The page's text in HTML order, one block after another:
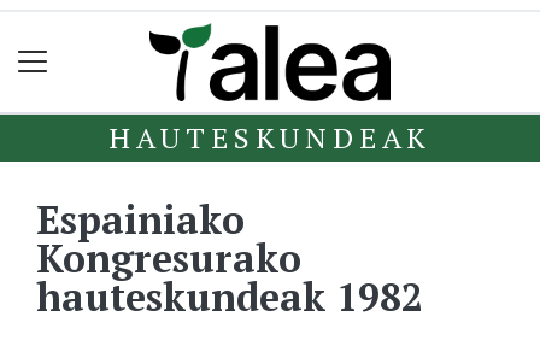
HAUTESKUNDEAK
Espainiako
Kongresurako
hauteskundeak 1982